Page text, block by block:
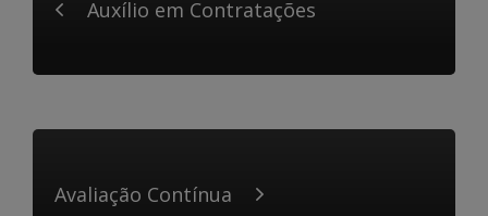
Auxílio em Contratações
Avaliação Contínua